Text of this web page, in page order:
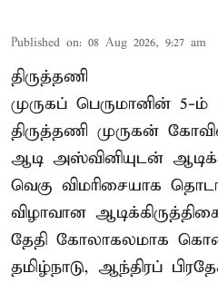
Published on: 08 Aug 2026, 9:27 am
திருத்தணி
முருகப் பெருமானின் 5-
திருத்தணி முருகன்
ஆடி அஸ்வினியுடன்
வெகு விமரிசையாக
விழாவான
தேதி கோலாகலமாக
தமிழ்நாடு, ஆந்திரப்